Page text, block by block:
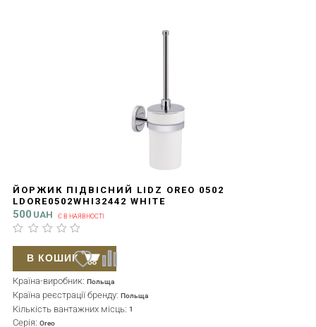
ЙОРЖИК ПІДВІСНИЙ LIDZ OREO 0502
LDORE0502WHI32442 WHITE
500 UAH Є В НАЯВНОСТІ
Країна-виробник: Польща
Країна реєстрації бренду: Польща
Кількість вантажних місць: 1
Серія: Oreo
В КОШИК